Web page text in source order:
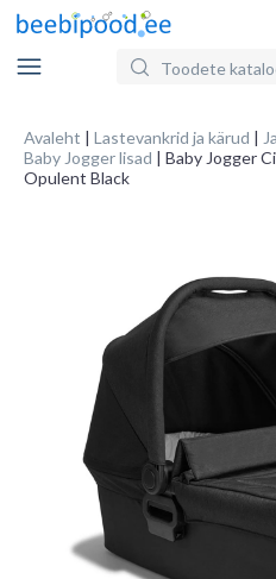
Search
Avaleht | Lastevankrid ja kärud |
Baby Jogger lisad | Baby Jogger
Opulent Black